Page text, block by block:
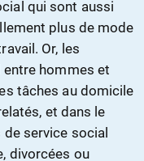
qui sont aussi
plus de mode
Or, les
hommes et
tâches au domicile
et dans le
service social
divorcées ou